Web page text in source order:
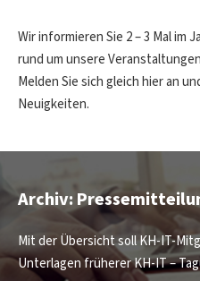
Wir informieren Sie 2 – 3 Mal im
rund um unsere
Melden Sie sich gleich hier an
Neuigkeiten.
Archiv:
Mit der Übersicht soll KH-IT-
Unterlagen früherer KH-IT –